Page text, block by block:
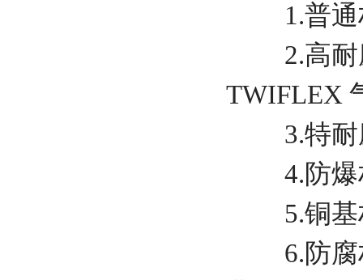
1.普通
2.高耐磨
TWIFLEX
3.特耐磨
4.防爆
5.铜基材
6.防腐